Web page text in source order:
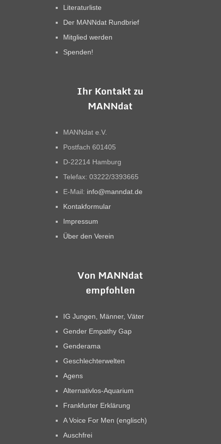
Literaturliste
Der MANNdat Rundbrief
Mitglied werden
Spenden!
Ihr Kontakt zu
MANNdat
MANNdat e.V.
Postfach 601405
D-22214 Hamburg
Telefax: 03222/3393665
E-Mail: info@manndat.de
Kontakformular
Impressum
Über den Verein
Von MANNdat
empfohlen
IG Jungen, Männer, Väter
Gender Empathy Gap
Genderama
Geschlechterwelten
Agens
Alternativlos-Aquarium
Frankfurter Erklärung
A Voice For Men (englisch)
Auschfrei